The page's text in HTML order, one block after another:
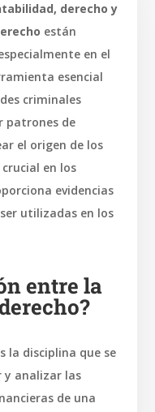
derecho y
están
en el
esencial
criminales
patrones de
el origen de los
en los
evidencias
utilizadas en los
entre la
la disciplina que se
y analizar las
de una